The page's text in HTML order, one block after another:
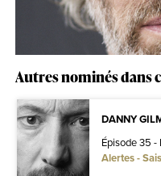
Autres nominés dans
DANNY
Épisode 35
Alertes -